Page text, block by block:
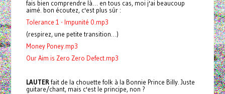
fais bien comprendre là… en tous cas, moi j'ai beaucoup
aimé. bon écoutez, c'est plus sûr :
Tolerance 1 - Impunité 0.mp3
(respirez, une petite transition…)
Money Poney.mp3
Our Aim is Zero Zero Defect.mp3
LAUTERfait de la chouette folk à la Bonnie Prince Billy. Juste
guitare/chant, mais c'est le principe, non ?